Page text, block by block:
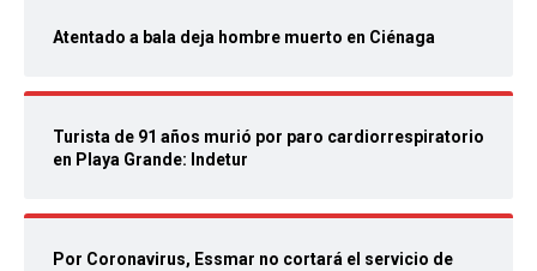
Atentado a bala deja hombre muerto en Ciénaga
Turista de 91 años murió por paro cardiorrespiratorio
en Playa Grande: Indetur
Por Coronavirus, Essmar no cortará el servicio de